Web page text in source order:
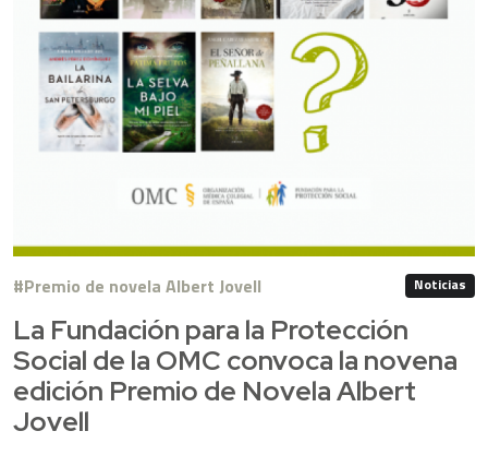
Premio de novela Albert Jovell Noticias
La Fundación para la Protección
Social de la OMC convoca la novena
edición Premio de Novela Albert
Jovell